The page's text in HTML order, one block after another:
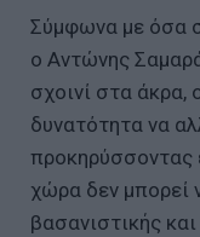
Σύμφωνα με όσα
ο Αντώνης
σχοινί στα άκρα,
δυνατότητα να
προκηρύσσοντας
χώρα δεν μπορεί
βασανιστικής